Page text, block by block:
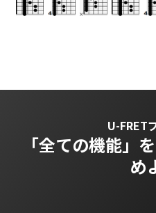
U-FRET
「全ての機能」を
め